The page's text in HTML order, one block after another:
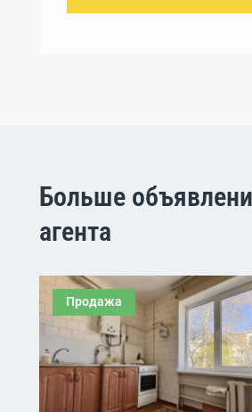
Больше
агента
Продажа